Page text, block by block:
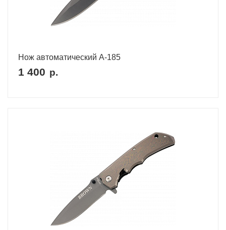
Нож автоматический A-185
1 400 р.